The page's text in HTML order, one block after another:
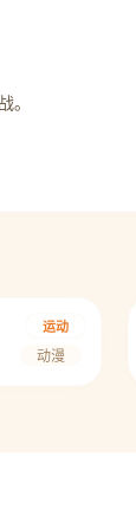
。
运动
动漫